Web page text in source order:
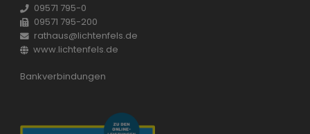
09571 795-0
09571 795-200
rathaus@lichtenfels.de
www.lichtenfels.de
Bankverbindungen